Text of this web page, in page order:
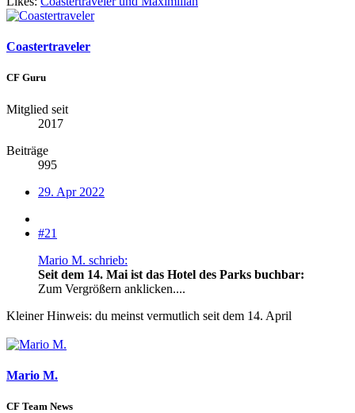
Coastertraveler
CF Guru
Mitglied seit
2017
Beiträge
995
29. Apr 2022
#21
Mario M. schrieb:
Seit dem 14. Mai ist das Hotel des Parks buchbar:
Zum Vergrößern anklicken....
Kleiner Hinweis: du meinst vermutlich seit dem 14. April
Mario M.
CF Team News